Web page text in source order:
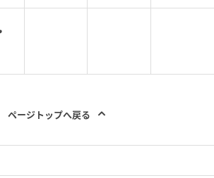
ページトップへ戻る